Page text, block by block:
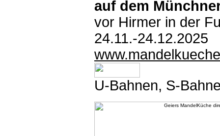
auf dem
vor Hirmer in der
24.11.-24.12.2025
U-Bahnen, S-